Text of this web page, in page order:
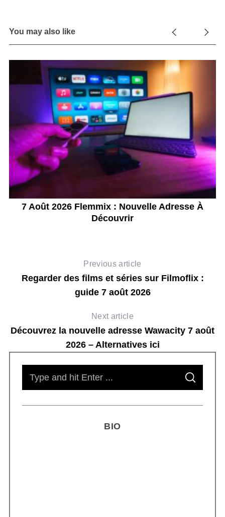
You may also like
7 Août 2026 Flemmix : Nouvelle Adresse À
Découvrir
Previous article
Regarder des films et séries sur Filmoflix :
guide 7 août 2026
Next article
Découvrez la nouvelle adresse Wawacity 7 août
2026 – Alternatives ici
S
A
C
BIO